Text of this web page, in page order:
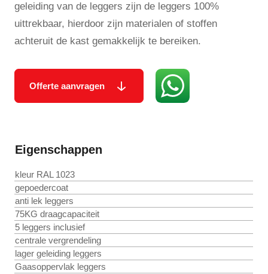
geleiding van de leggers zijn de leggers 100%
uittrekbaar, hierdoor zijn materialen of stoffen
achteruit de kast gemakkelijk te bereiken.
Offerte aanvragen
Eigenschappen
kleur RAL 1023
gepoedercoat
anti lek leggers
75KG draagcapaciteit
5 leggers inclusief
centrale vergrendeling
lager geleiding leggers
Gaasoppervlak leggers